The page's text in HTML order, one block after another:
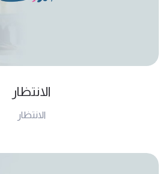
الانتظار
الانتظار